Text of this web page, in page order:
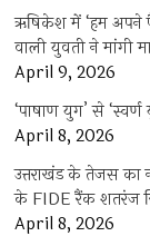
ऋषिकेश में ‘हम अपने
वाली युवती ने मांगी
April 9, 2026
‘पाषाण युग’ से
April 8, 2026
उत्तराखंड के तेजस का
के FIDE रैंक शतरंज
April 8, 2026